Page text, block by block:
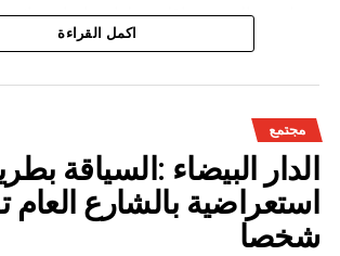
وتعكس هذه المعطيات الأثر الإيجابي على
الوطنية،والفرشة المئية عموما ووقعها
سنوات الجفاف .
اكمل القراءة
مجتمع
الدار البيضاء :السياقة
استعراضية بالشارع
شخصا